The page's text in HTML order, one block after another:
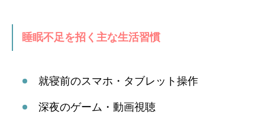
睡眠不足を招く主な生活習慣
就寝前のスマホ・タブレット操作
深夜のゲーム・動画視聴